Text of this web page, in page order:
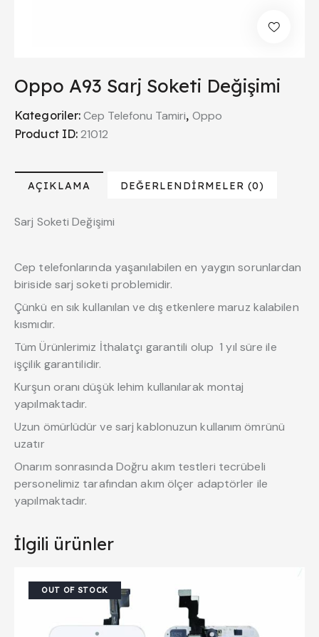
Oppo A93 Sarj Soketi Değişimi
Kategoriler:Cep Telefonu Tamiri, Oppo
Product ID:21012
AÇIKLAMA DEĞERLENDIRMELER (0)
Sarj Soketi Değişimi
Cep telefonlarında yaşanılabilen en yaygın sorunlardan
biriside sarj soketi problemidir.
Çünkü en sık kullanılan ve dış etkenlere maruz kalabilen
kısmıdır.
Tüm Ürünlerimiz İthalatçı garantili olup 1 yıl süre ile
işçilik garantilidir.
Kurşun oranı düşük lehim kullanılarak montaj
yapılmaktadır.
Uzun ömürlüdür ve sarj kablonuzun kullanım ömrünü
uzatır
Onarım sonrasında Doğru akım testleri tecrübeli
personelimiz tarafından akım ölçer adaptörler ile
yapılmaktadır.
İlgili ürünler
OUT OF STOCK